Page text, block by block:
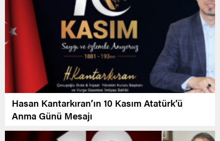
Hasan Kantarkıran’ın 10 Kasım Atatürk’ü
Anma Günü Mesajı